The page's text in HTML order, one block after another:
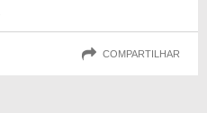
COMPARTILHAR